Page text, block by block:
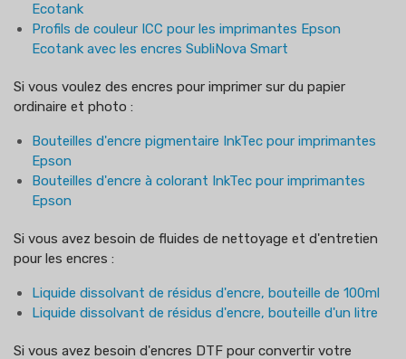
Ecotank
Profils de couleur ICC pour les imprimantes Epson
Ecotank avec les encres SubliNova Smart
Si vous voulez des encres pour imprimer sur du papier
ordinaire et photo :
Bouteilles d'encre pigmentaire InkTec pour imprimantes
Epson
Bouteilles d'encre à colorant InkTec pour imprimantes
Epson
Si vous avez besoin de fluides de nettoyage et d'entretien
pour les encres :
Liquide dissolvant de résidus d'encre, bouteille de 100ml
Liquide dissolvant de résidus d'encre, bouteille d'un litre
Si vous avez besoin d'encres DTF pour convertir votre